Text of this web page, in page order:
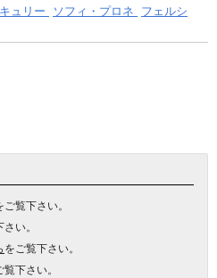
ュリー ソフィ・プロネ フェルシ
ご覧下さい。
い。
をご覧下さい。
覧下さい。